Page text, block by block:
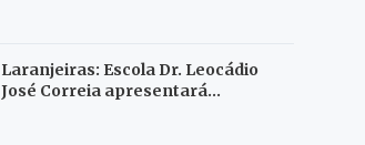
Laranjeiras: Escola Dr. Leocádio
José Correia apresentará…